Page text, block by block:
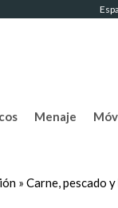
Menaje
» Carne, pescado